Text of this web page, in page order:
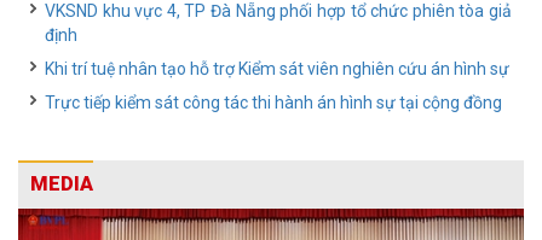
VKSND khu vực 4, TP Đà Nẵng phối hợp tổ chức phiên tòa giả
định
Khi trí tuệ nhân tạo hỗ trợ Kiểm sát viên nghiên cứu án hình sự
Trực tiếp kiểm sát công tác thi hành án hình sự tại cộng đồng
MEDIA